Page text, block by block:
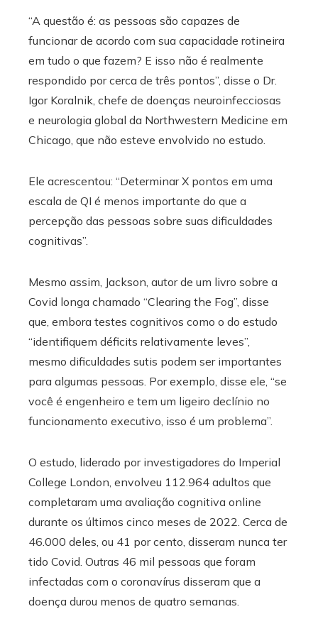
“A questão é: as pessoas são capazes de
funcionar de acordo com sua capacidade rotineira
em tudo o que fazem? E isso não é realmente
respondido por cerca de três pontos”, disse o Dr.
Igor Koralnik, chefe de doenças neuroinfecciosas
e neurologia global da Northwestern Medicine em
Chicago, que não esteve envolvido no estudo.
Ele acrescentou: “Determinar X pontos em uma
escala de QI é menos importante do que a
percepção das pessoas sobre suas dificuldades
cognitivas”.
Mesmo assim, Jackson, autor de um livro sobre a
Covid longa chamado “Clearing the Fog”, disse
que, embora testes cognitivos como o do estudo
“identifiquem déficits relativamente leves”,
mesmo dificuldades sutis podem ser importantes
para algumas pessoas. Por exemplo, disse ele, “se
você é engenheiro e tem um ligeiro declínio no
funcionamento executivo, isso é um problema”.
O estudo, liderado por investigadores do Imperial
College London, envolveu 112.964 adultos que
completaram uma avaliação cognitiva online
durante os últimos cinco meses de 2022. Cerca de
46.000 deles, ou 41 por cento, disseram nunca ter
tido Covid. Outras 46 mil pessoas que foram
infectadas com o coronavírus disseram que a
doença durou menos de quatro semanas.